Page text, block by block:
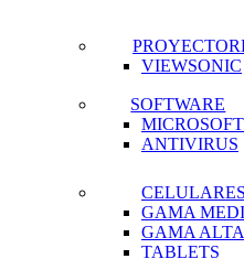
VIEWSONIC
SOFTWARE
MICROSOFT
ANTIVIRUS
CELULARES
GAMA
GAMA ALTA
TABLETS